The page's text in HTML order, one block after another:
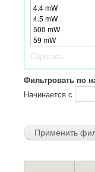
Сбросить
Фильтровать по
Начинается с